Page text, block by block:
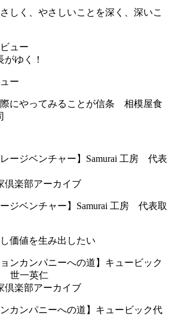
しく、やさしいことを深く、深いこ
がゆく！
ー
際にやってみることが信条 相模屋食
倶楽部アーカイブ
ージベンチャー】Samurai 工房 代表取
価値を生み出したい
倶楽部アーカイブ
ンカンパニーへの道】キュービック代